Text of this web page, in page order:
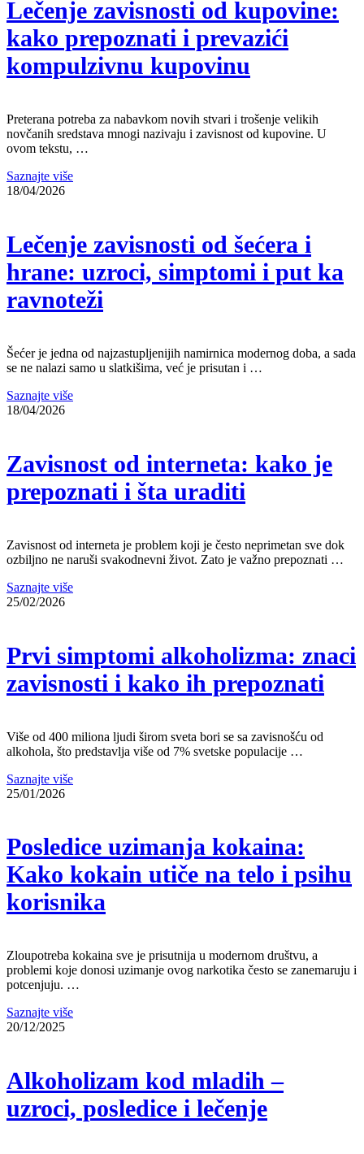
Lečenje zavisnosti od kupovine:
kako prepoznati i prevazići
kompulzivnu kupovinu
Preterana potreba za nabavkom novih stvari i trošenje velikih
novčanih sredstava mnogi nazivaju i zavisnost od kupovine. U
ovom tekstu, …
Saznajte više
18/04/2026
Lečenje zavisnosti od šećera i
hrane: uzroci, simptomi i put ka
ravnoteži
Šećer je jedna od najzastupljenijih namirnica modernog doba, a sada
se ne nalazi samo u slatkišima, već je prisutan i …
Saznajte više
18/04/2026
Zavisnost od interneta: kako je
prepoznati i šta uraditi
Zavisnost od interneta je problem koji je često neprimetan sve dok
ozbiljno ne naruši svakodnevni život. Zato je važno prepoznati …
Saznajte više
25/02/2026
Prvi simptomi alkoholizma: znaci
zavisnosti i kako ih prepoznati
Više od 400 miliona ljudi širom sveta bori se sa zavisnošću od
alkohola, što predstavlja više od 7% svetske populacije …
Saznajte više
25/01/2026
Posledice uzimanja kokaina:
Kako kokain utiče na telo i psihu
korisnika
Zloupotreba kokaina sve je prisutnija u modernom društvu, a
problemi koje donosi uzimanje ovog narkotika često se zanemaruju i
potcenjuju. …
Saznajte više
20/12/2025
Alkoholizam kod mladih –
uzroci, posledice i lečenje